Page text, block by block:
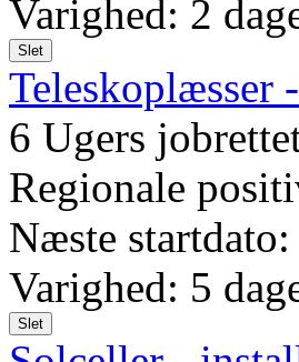
Varighed: 2
Slet
Teleskoplæsser
6 Ugers
Regionale
Næste
Varighed: 5
Slet